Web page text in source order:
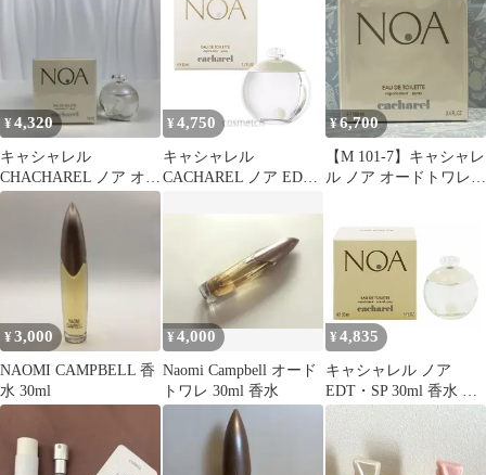
¥4,320
キャシャレル
CHACHAREL ノア オー
ドトワレ EDT 30ml
¥ 4,750
キャシャレル
CACHAREL ノア EDT
¥6,700
【M 101-7】キャシャレ
ル ノア オードトワレ
¥3,000
NAOMI CAMPBELL 香
水 30ml
¥4,000
Naomi Campbell オード
トワレ 30ml 香水
¥ 4,835
キャシャレル ノア
EDT・SP 30ml 香水 フ
レグランス NOA
CACHAREL 新品 未使
用